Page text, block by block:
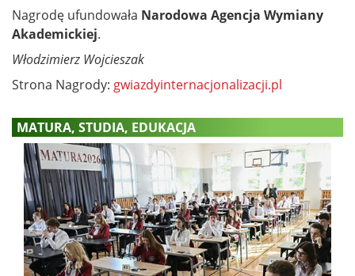
Nagrodę ufundowała Narodowa Agencja Wymiany
Akademickiej.
Włodzimierz Wojcieszak
Strona Nagrody: gwiazdyinternacjonalizacji.pl
MATURA, STUDIA, EDUKACJA